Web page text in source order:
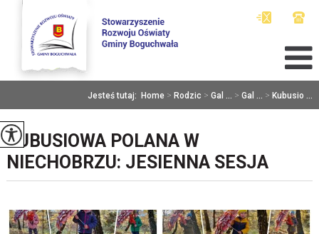
Jesteś tutaj: Home > Rodzic > Gal ... > Gal ... > Kubusio ...
KUBUSIOWA POLANA W
NIECHOBRZU: JESIENNA SESJA